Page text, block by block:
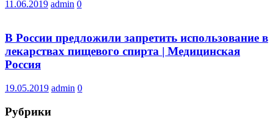
11.06.2019 admin 0
В России предложили запретить использование в
лекарствах пищевого спирта | Медицинская
Россия
19.05.2019 admin 0
Рубрики